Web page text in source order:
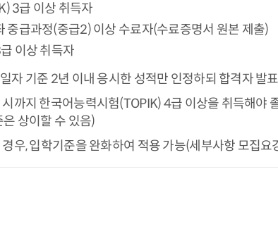
3급 이상 취득자
중급과정(중급2) 이상 수료자(수료증명서 원본 제출)
이상 취득자
자 기준 2년 이내 응시한 성적만 인정하되 합격자 발
까지 한국어능력시험(TOPIK) 4급 이상을 취득해야
상이할 수 있음)
우, 입학기준을 완화하여 적용 가능(세부사항 모집요